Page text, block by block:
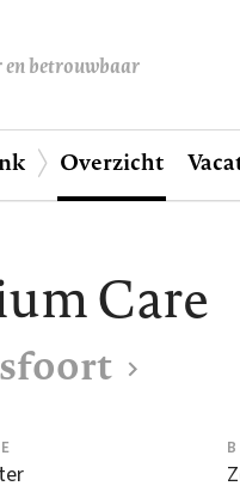
betrouwbaar
Overzicht
Care